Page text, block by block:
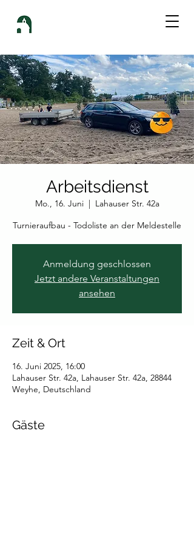
Arbeitsdienst
Mo., 16. Juni
  |
Lahauser Str. 42a
Turnieraufbau - Todoliste an der Meldestelle
Anmeldung geschlossen
Jetzt andere Veranstaltungen
ansehen
Zeit & Ort
16. Juni 2025, 16:00
Lahauser Str. 42a, Lahauser Str. 42a, 28844
Weyhe, Deutschland
Gäste